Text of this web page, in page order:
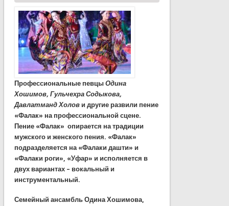
Профессиональные певцы Одина
Хошимов, Гульчехра Содыкова,
Давлатманд Холови другие развили пение
«Фалак» на профессиональной сцене.
Пение «Фалак» опирается на традиции
мужского и женского пения. «Фалак»
подразделяется на «Фалаки дашти» и
«Фалаки роги», «Уфар» и исполняется в
двух вариантах – вокальный и
инструментальный.
Семейный ансамбль Одина Хошимова,